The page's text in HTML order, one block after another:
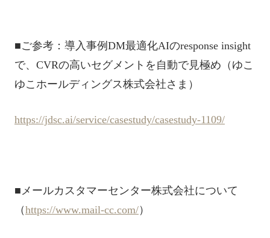
■ご参考：導入事例DM最適化AIのresponse insight
で、CVRの高いセグメントを自動で見極め（ゆこ
ゆこホールディングス株式会社さま）
https://jdsc.ai/service/casestudy/casestudy-1109/
■メールカスタマーセンター株式会社について
（https://www.mail-cc.com/）